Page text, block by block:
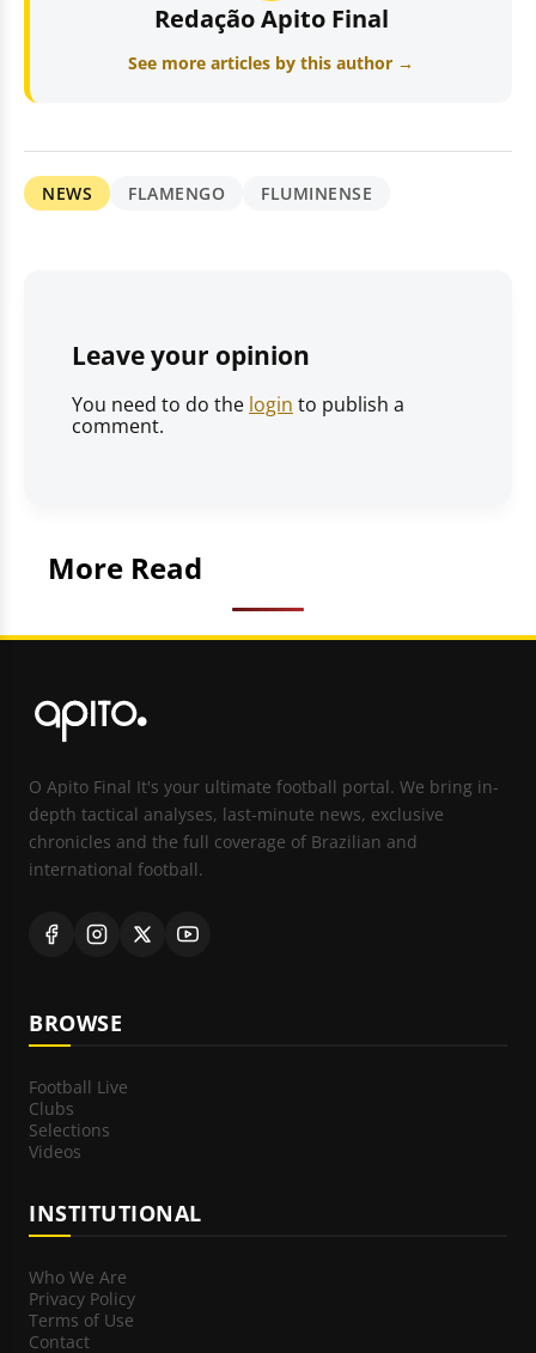
Redação Apito Final
See more articles by this author →
NEWS FLAMENGO FLUMINENSE
Leave your opinion
You need to do the login to publish a
comment.
More Read
O Apito Final It's your ultimate football portal. We bring in-
depth tactical analyses, last-minute news, exclusive
chronicles and the full coverage of Brazilian and
international football.
BROWSE
Football Live
Clubs
Selections
Videos
INSTITUTIONAL
Who We Are
Privacy Policy
Terms of Use
Contact